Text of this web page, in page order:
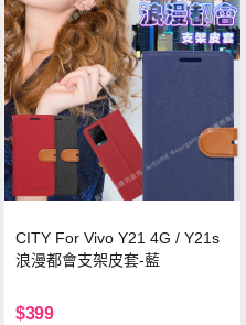
CITY For Vivo Y21 4G / Y21s
浪漫都會支架皮套-藍
$399